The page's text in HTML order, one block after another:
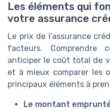
Les éléments qui
votre assurance
Le prix de l’assurance
facteurs.
anticiper le coût total de
et à mieux comparer les
principaux éléments à
Le montant